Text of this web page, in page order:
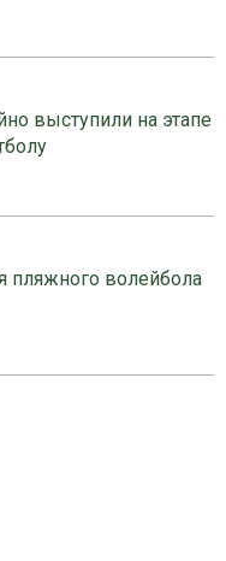
выступили на этапе
пляжного волейбола